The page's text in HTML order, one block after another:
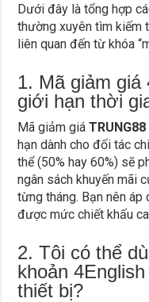
Dưới đây là tổng hợp
thường xuyên tìm kiếm
liên quan đến từ khóa
1. Mã giảm giá
giới hạn thời
Mã giảm giáTRUNG88
hạn dành cho đối tác
thể (50% hay 60%) sẽ
ngân sách khuyến mãi
từng tháng. Bạn nên
được mức chiết khấu
2. Tôi có thể
khoản
thiết bị?